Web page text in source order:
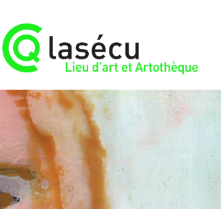
in/home/lasecuorpb/www/include/